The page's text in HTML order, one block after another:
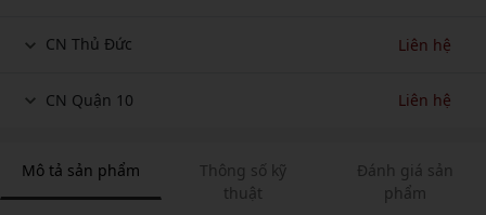
CN Thủ Đức Liên hệ
CN Quận 10 Liên hệ
Mô tả sản phẩm
Thông số kỹ
thuật
Đánh giá sản
phẩm